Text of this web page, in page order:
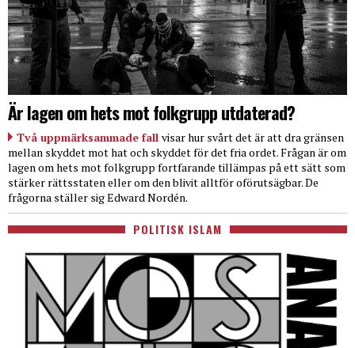
Är lagen om hets mot folkgrupp utdaterad?
Två uppmärksammade fall visar hur svårt det är att dra gränsen
mellan skyddet mot hat och skyddet för det fria ordet. Frågan är om
lagen om hets mot folkgrupp fortfarande tillämpas på ett sätt som
stärker rättsstaten eller om den blivit alltför oförutsägbar. De
frågorna ställer sig Edward Nordén.
POLITISK ISLAM